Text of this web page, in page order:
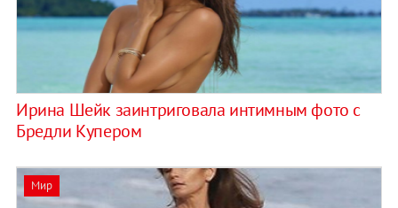
Ирина Шейк заинтриговала интимным фото с
Бредли Купером
Мир